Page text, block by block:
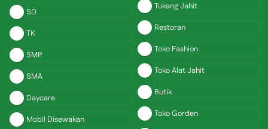
SD
TK
SMP
SMA
Daycare
Mobil Disewakan
Tukang Jahit
Restoran
Toko Fashion
Toko Alat Jahit
Butik
Toko Gorden